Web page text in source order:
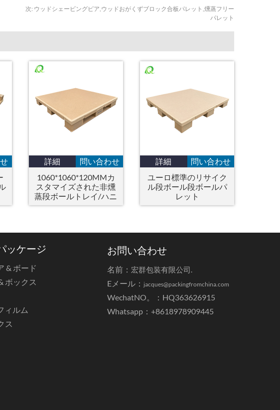
次: ウッドシェービングピア,ウッドおがくずブロック合板パレット,燻蒸フリー
パレット
詳細
問い合わせ
1060*1060*120MMカ
スタマイズされた非燻
蒸段ボールトレイ/ハニ
カムペーパーパレット
詳細
問い合わせ
ユーロ標準のリサイク
ル段ボール段ボールパ
レット
ッケージ
& ボード
ボックス
ィルム
ス
お問い合わせ
名前： 宏群包装有限公司.
Eメール： jacques@packingfromchina.com
WechatNO。：HQ363626915
Whatsapp： +8618978909445